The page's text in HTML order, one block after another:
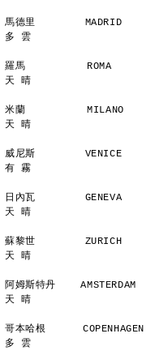
馬德里        MADRID
多 雲
羅馬          ROMA
天 晴
米蘭          MILANO
天 晴
威尼斯        VENICE
有 霧
日內瓦
天 晴
蘇黎世        ZURICH
天 晴
阿姆斯特丹
天 晴
哥本哈根
多 雲